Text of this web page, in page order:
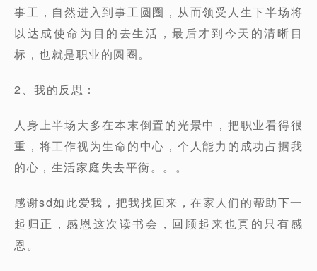
事工，自然进入到事工圆圈，从而领受人生下半场将
以达成使命为目的去生活，最后才到今天的清晰目
标，也就是职业的圆圈。
2、我的反思：
人身上半场大多在本末倒置的光景中，把职业看得很
重，将工作视为生命的中心，个人能力的成功占据我
的心，生活家庭失去平衡。。。
感谢sd如此爱我，把我找回来，在家人们的帮助下一
起归正，感恩这次读书会，回顾起来也真的只有感
恩。